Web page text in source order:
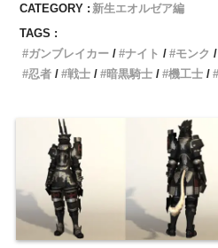
CATEGORY : 新生エオルゼア編
TAGS :
ガンブレイカー
ナイト モンク
忍者
戦士 暗黒騎士 機工士